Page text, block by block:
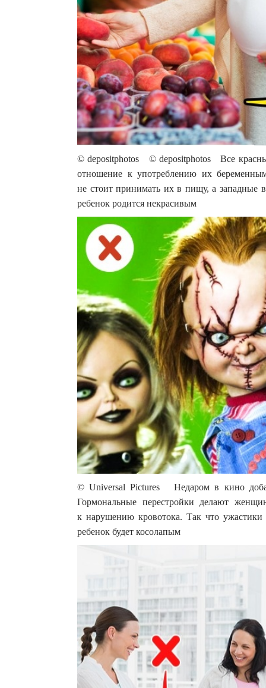
© depositphotos © depositphotos Все
отношение к употреблению их
не стоит принимать их в пищу, а западные
ребенок родится некрасивым
© Universal Pictures Недаром в кино
Гормональные перестройки делают
к нарушению кровотока. Так что
ребенок будет косолапым